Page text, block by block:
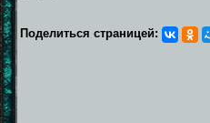
Поделиться страницей: